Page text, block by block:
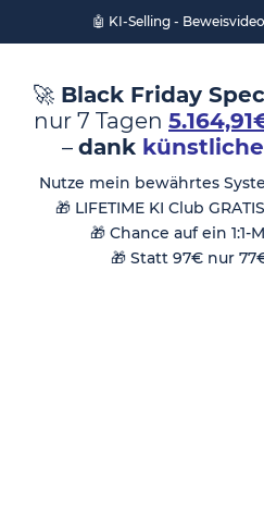
🤖 KI-Selling -
🚀 Black Friday
nur 7 Tagen
– dank
Nutze mein bewährtes
🎁 LIFETIME KI Club
🎁 Chance auf ein
🎁 Statt 97€ nur